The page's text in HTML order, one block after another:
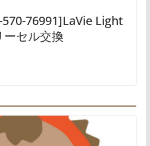
570-76991]LaVie Light
ーセル交換